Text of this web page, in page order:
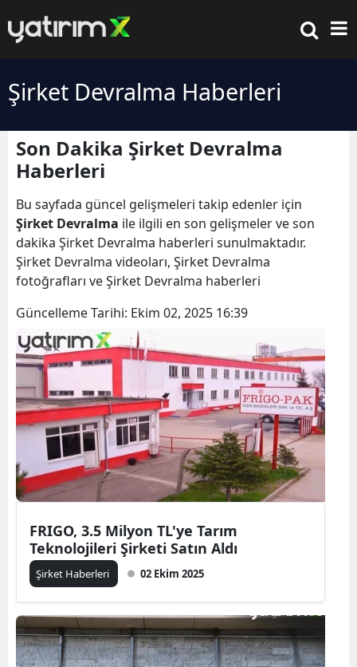
Şirket Devralma Haberleri
Son Dakika Şirket Devralma
Haberleri
Bu sayfada güncel gelişmeleri takip edenler için
Şirket Devralma ile ilgili en son gelişmeler ve son
dakika Şirket Devralma haberleri sunulmaktadır.
Şirket Devralma videoları, Şirket Devralma
fotoğrafları ve Şirket Devralma haberleri
Güncelleme Tarihi: Ekim 02, 2025 16:39
FRIGO, 3.5 Milyon TL'ye Tarım
Teknolojileri Şirketi Satın Aldı
Şirket Haberleri 02 Ekim 2025